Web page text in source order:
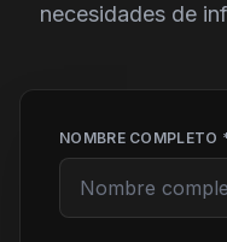
necesidades de
NOMBRE COMPLETO